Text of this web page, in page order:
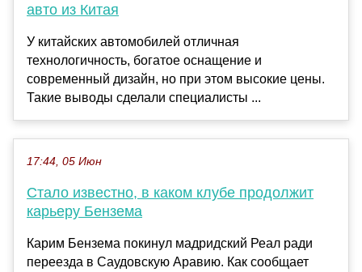
авто из Китая
У китайских автомобилей отличная
технологичность, богатое оснащение и
современный дизайн, но при этом высокие цены.
Такие выводы сделали специалисты ...
17:44, 05 Июн
Стало известно, в каком клубе продолжит
карьеру Бензема
Карим Бензема покинул мадридский Реал ради
переезда в Саудовскую Аравию. Как сообщает